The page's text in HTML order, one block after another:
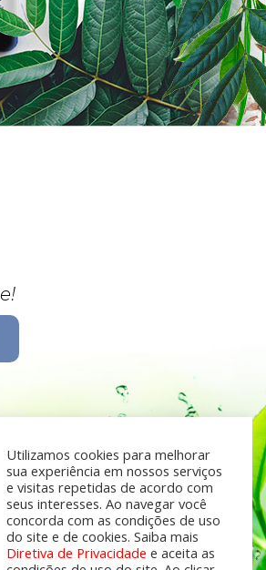
Utilizamos cookies para melhorar
sua experiência em nossos serviços
e visitas repetidas de acordo com
seus interesses. Ao navegar você
concorda com as condições de uso
do site e de cookies. Saiba mais
Diretiva de Privacidade e aceita as